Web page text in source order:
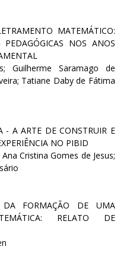
MATEMÁTICO:
PEDAGÓGICAS NOS ANOS
Guilherme Saramago de
Tatiane Daby de Fátima
- A ARTE DE CONSTRUIR E
NO PIBID
Cristina Gomes de Jesus;
DA FORMAÇÃO DE UMA
RELATO DE